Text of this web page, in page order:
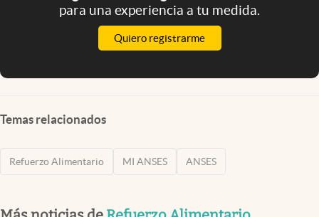
para una experiencia a tu medida.
Quiero registrarme
Temas relacionados
Refuerzo Alimentario MI ANSES ANSES